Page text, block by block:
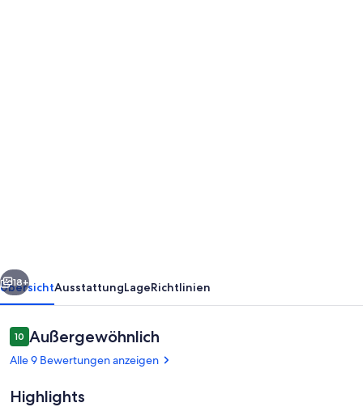
in
Herzlake
(159426)
Weiter
18+
ÜbersichtAusstattungLageRichtlinien
Bewertungen
1010 von 10.
Außergewöhnlich
Alle 9 Bewertungen anzeigen
Highlights